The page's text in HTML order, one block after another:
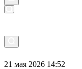
21 мая 2026 14:52